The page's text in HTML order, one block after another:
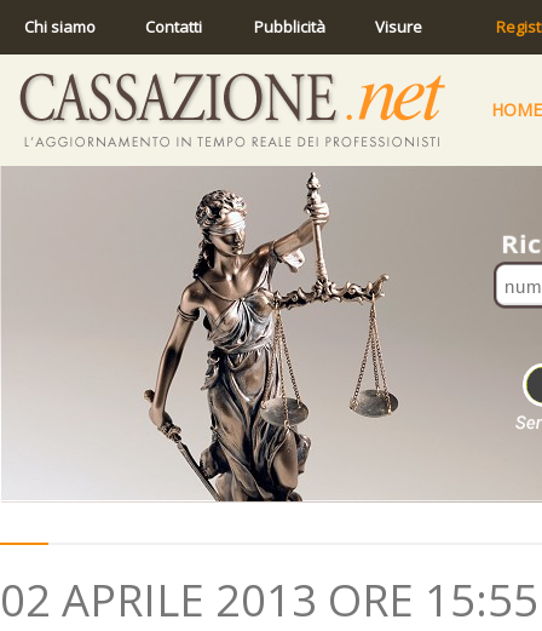
Chi siamo Contatti Pubblicità Visure
HOME
02 APRILE 2013 ORE 15:55